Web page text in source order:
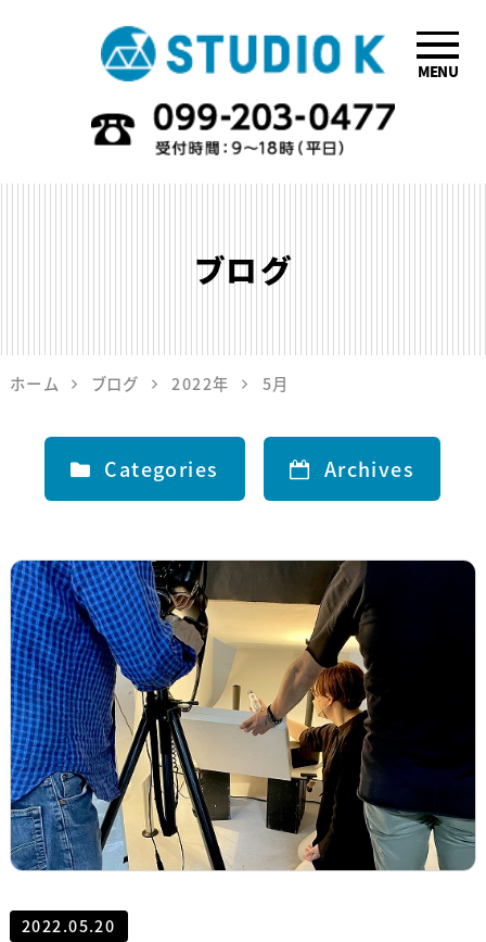
鹿児島のデザイ
ン会社STUDIO
MENU
ブログ
ホーム ブログ 2022年 5月
Categories Archives
2022.05.20